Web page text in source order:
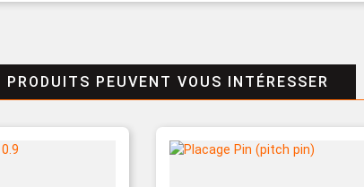
PEUVENT VOUS INTÉRESSER